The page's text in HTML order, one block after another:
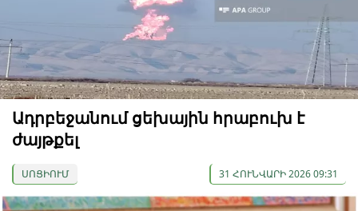
Ադրբեջանում ցեխային հրաբուխ է
ժայթքել
ՍՈՑԻՈՒՄ 31 ՀՈՒՆՎԱՐԻ 2026 09:31